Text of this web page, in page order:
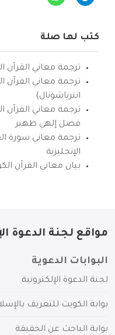
كتب لها صلة
ترجمة معاني القرآن
ترجمة معاني القرآن
انترناشونال)
ترجمة معاني القرآن
فضل إلهي ظهير
ترجمة معاني سورة
الإنجليزية
بيان معاني القرآن
مواقع لجنة الدعوة
البوابات الدعوية
لجنة الدعوة الإلكترونية
بوابة الكويت للتعريف
بوابة الباحث عن الحقيقة